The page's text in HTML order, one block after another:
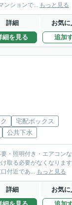
ンションで... もっと見る
詳細 お気に
細を見る 追加
宅配ボックス
公共下水
・照明付き・エアコン
取る必要がなくなりま
付近であ... もっと見る
詳細 お気に